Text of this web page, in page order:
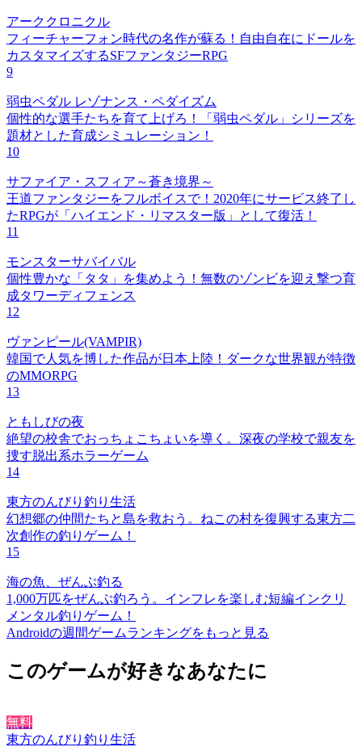
アーククロニクル
フィーチャーフォン時代の名作が蘇る！自由自在にドールを
カスタマイズするSFファンタジーRPG
9
弱虫ペダル レゾナンス・ペダイズム
個性的な選手たちを育て上げろ！「弱虫ペダル」シリーズを
題材とした育成シミュレーション！
10
サファイア・スフィア～蒼き境界～
王道ファンタジーをフルボイスで！2020年にサービス終了し
たRPGが「ハイエンド・リマスター版」として復活！
11
モンスターサバイバル
個性豊かな「タタ」を集めよう！無数のゾンビを迎え撃つ育
成タワーディフェンス
12
ヴァンピール(VAMPIR)
韓国で人気を博した作品が日本上陸！ダークな世界観が特徴
のMMORPG
13
ともしびの夜
絶望の校舎でおっちょこちょいを導く。深夜の学校で親友を
捜す脱出系ホラーゲーム
14
東方のんびり釣り生活
幻想郷の仲間たちと島を救おう。ねこの村を復興する東方二
次創作の釣りゲーム！
15
海の魚、ぜんぶ釣る
1,000万匹をぜんぶ釣ろう。インフレを楽しむ短編インクリ
メンタル釣りゲーム！
Androidの週間ゲームランキングをもっと見る
このゲームが好きなあなたに
無料
東方のんびり釣り生活